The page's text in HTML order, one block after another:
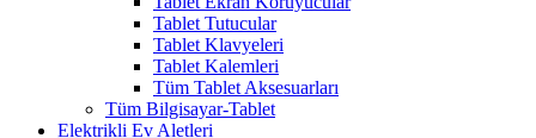
Tablet Tutucular
Tablet Klavyeleri
Tablet Kalemleri
Tüm Tablet Aksesuarları
Tüm Bilgisayar-Tablet
Elektrikli Ev Aletleri